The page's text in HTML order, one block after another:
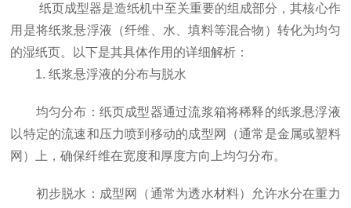
纸页成型器是造纸机中至关重要的组成部分，其核心作
用是将纸浆悬浮液（纤维、水、填料等混合物）转化为均匀
的湿纸页。以下是其具体作用的详细解析：
1. 纸浆悬浮液的分布与脱水
均匀分布：纸页成型器通过流浆箱将稀释的纸浆悬浮液
以特定的流速和压力喷到移动的成型网（通常是金属或塑料
网）上，确保纤维在宽度和厚度方向上均匀分布。
初步脱水：成型网（通常为透水材料）允许水分在重力